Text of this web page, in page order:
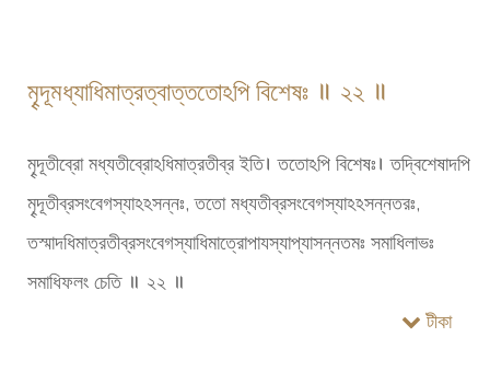
মৄদূমধ্যাধিমাত্রত্বাত্ততোঽপি বিশেষঃ ॥ ২২ ॥
মৄদূতীব্রো মধ্যতীব্রোঽধিমাত্রতীব্র ইতি। ততোঽপি বিশেষঃ। তদ্বিশেষাদপি
মৄদূতীব্রসংবেগস্যাঽঽসন্নঃ, ততো মধ্যতীব্রসংবেগস্যাঽঽসন্নতরঃ,
তস্মাদধিমাত্রতীব্রসংবেগস্যাধিমাত্রোপাযস্যাপ্যাসন্নতমঃ সমাধিলাভঃ
সমাধিফলং চেতি ॥ ২২ ॥
টীকা